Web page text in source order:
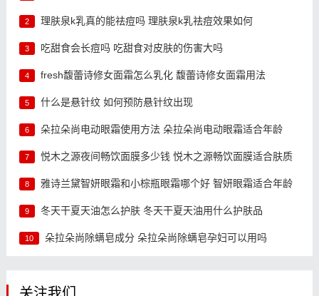
2 理肤泉k乳真的能祛痘吗 理肤泉k乳祛痘效果如何
3 吃甜食会长痘吗 吃甜食对皮肤的伤害大吗
4 fresh馥蕾诗修女面霜怎么乳化 馥蕾诗修女面霜用法
5 什么是悬针纹 如何预防悬针纹出现
6 朵拉朵尚电动眼霜使用方法 朵拉朵尚电动眼霜适合年龄
7 悦木之源夜间畅饮面膜多少钱 悦木之源畅饮面膜适合肤质
8 雅诗兰黛智妍眼霜和小棕瓶眼霜哪个好 智妍眼霜适合年龄
9 冬天干夏天油怎么护肤 冬天干夏天油用什么护肤品
10 朵拉朵尚除螨皂成分 朵拉朵尚除螨皂孕妇可以用吗